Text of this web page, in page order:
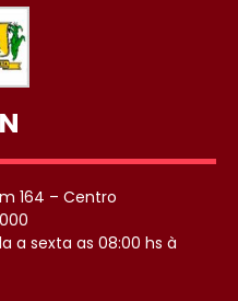
164 – Centro
a sexta as 08:00 hs à